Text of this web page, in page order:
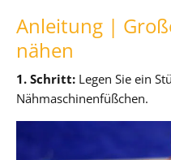
Anleitung |
nähen
1. Schritt: Legen Sie ein
Nähmaschinenfüßchen.